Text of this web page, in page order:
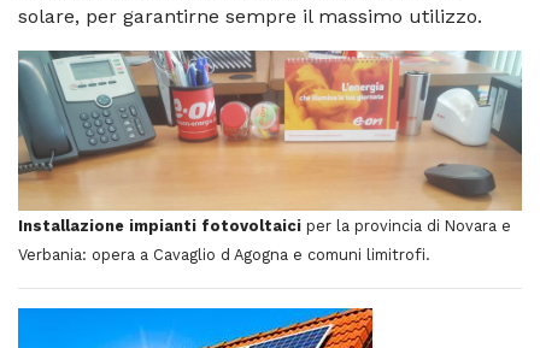
solare, per garantirne sempre il massimo utilizzo.
Installazione impianti fotovoltaici per la provincia di Novara e
Verbania: opera a Cavaglio d Agogna e comuni limitrofi.